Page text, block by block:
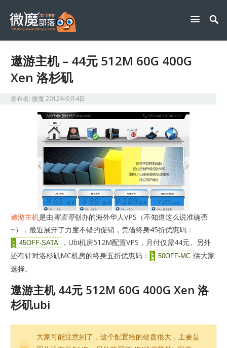
遨游主机 – 44元 512M 60G 400G
Xen 洛杉矶
发布者:微魔2012年9月4日
遨游主机是由害羞哥创办的海外华人VPS（不知道这么说准确否
~），最近展开了力度不错的促销，凭借终身45折优惠码：
45OFF-SATA
，Ubi机房512M配置VPS，月付仅需44元。另外
还有针对洛杉矶MC机房的终身五折优惠码：
50OFF-MC 供大家
选择。
遨游主机 44元 512M 60G 400G Xen 洛
杉矶ubi
大家可能注意到了，这个配置给的硬盘很大，主要是